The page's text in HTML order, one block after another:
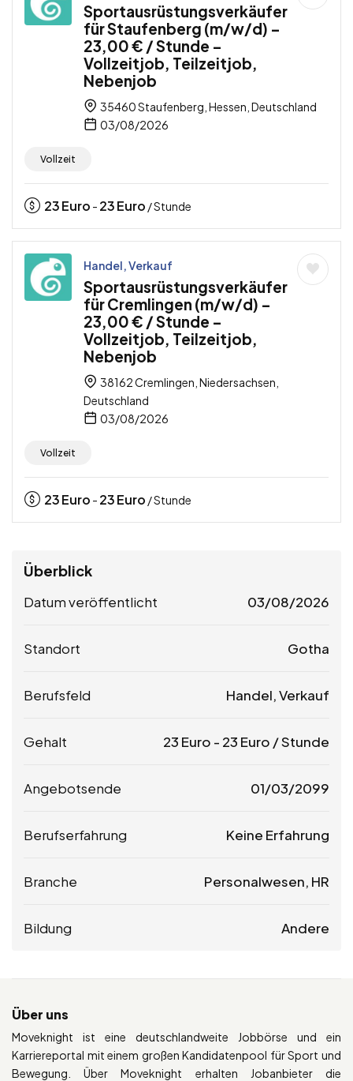
Sportausrüstungsverkäufer
für Staufenberg (m/w/d) –
23,00 € / Stunde –
Vollzeitjob, Teilzeitjob,
Nebenjob
35460 Staufenberg, Hessen, Deutschland
03/08/2026
Vollzeit
23Euro - 23Euro / Stunde
Handel, Verkauf
Sportausrüstungsverkäufer
für Cremlingen (m/w/d) –
23,00 € / Stunde –
Vollzeitjob, Teilzeitjob,
Nebenjob
38162 Cremlingen, Niedersachsen,
Deutschland
03/08/2026
Vollzeit
23Euro - 23Euro / Stunde
Überblick
Datum veröffentlicht 03/08/2026
Standort Gotha
Berufsfeld Handel, Verkauf
Gehalt 23 Euro - 23 Euro / Stunde
Angebotsende 01/03/2099
Berufserfahrung Keine Erfahrung
Branche Personalwesen, HR
Bildung Andere
Über uns
Moveknight ist eine deutschlandweite Jobbörse und ein
Karriereportal mit einem großen Kandidatenpool für Sport und
Bewegung. Über Moveknight erhalten Jobanbieter die